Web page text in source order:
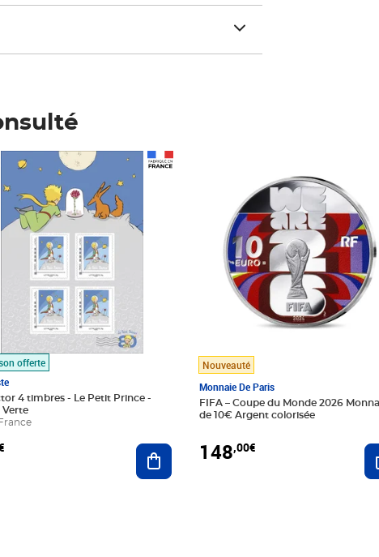
offerte
4 timbres - Le Petit Prince -
Verte
Ajouter au panier
Nouveauté
Monnaie De Paris
FIFA – Coupe du Monde 2026
de 10€ Argent colorisée
148,00€